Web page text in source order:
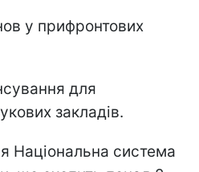
у прифронтових
для
закладів.
Національна система